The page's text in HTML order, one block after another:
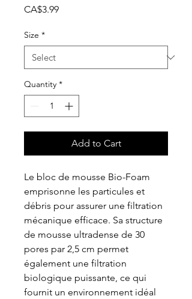
CA$3.99Price
Size *
Quantity *
Add to Cart
Le bloc de mousse Bio-Foam
emprisonne les particules et
débris pour assurer une filtration
mécanique efficace. Sa structure
de mousse ultradense de 30
pores par 2,5 cm permet
également une filtration
biologique puissante, ce qui
fournit un environnement idéal